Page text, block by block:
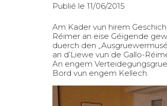
Publié le 11/06/2015
Am Kader vun hirem
Réimer an eise Géigende
duerch den
an d’Liewe vun de Gallo-
An engem
Bord vun engem Kellech.